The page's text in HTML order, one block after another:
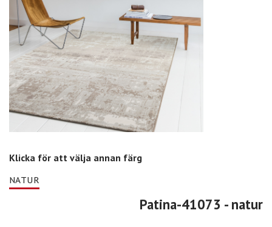
Klicka för att välja annan färg
NATUR
Patina-41073 - natur